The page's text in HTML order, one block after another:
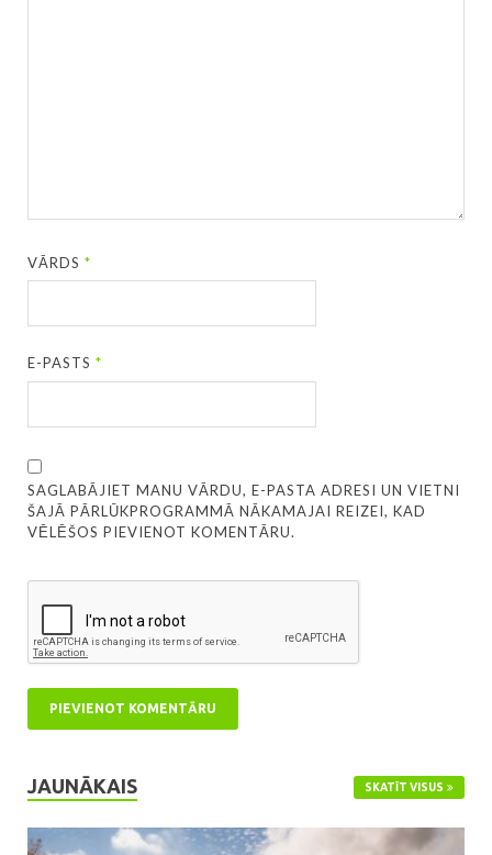
VĀRDS*
E-PASTS*
SAGLABĀJIET MANU VĀRDU, E-PASTA ADRESI UN VIETNI
ŠAJĀ PĀRLŪKPROGRAMMĀ NĀKAMAJAI REIZEI, KAD
VĒLĒŠOS PIEVIENOT KOMENTĀRU.
JAUNĀKAIS SKATĪT VISUS